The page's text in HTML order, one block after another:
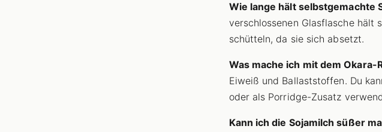
Wie lange hält selbstgemachte
verschlossenen Glasflasche hält
schütteln, da sie sich absetzt.
Was mache ich mit dem Okara-
Eiweiß und Ballaststoffen. Du
oder als Porridge-Zusatz
Kann ich die Sojamilch süßer